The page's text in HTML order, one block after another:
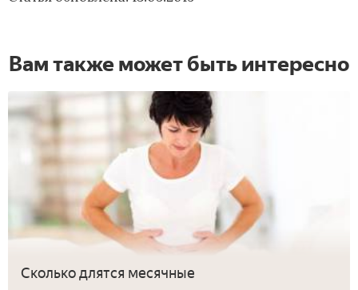
Вам также может быть интересно
Сколько длятся месячные